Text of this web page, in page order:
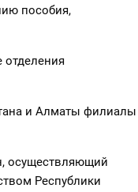
пособия,
отделения
и Алматы филиалы
осуществляющий
Республики